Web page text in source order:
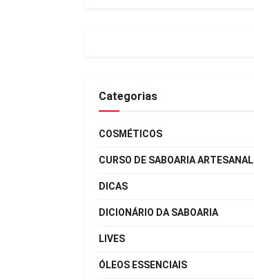
Categorias
COSMÉTICOS
CURSO DE SABOARIA ARTESANAL
DICAS
DICIONÁRIO DA SABOARIA
LIVES
ÓLEOS ESSENCIAIS